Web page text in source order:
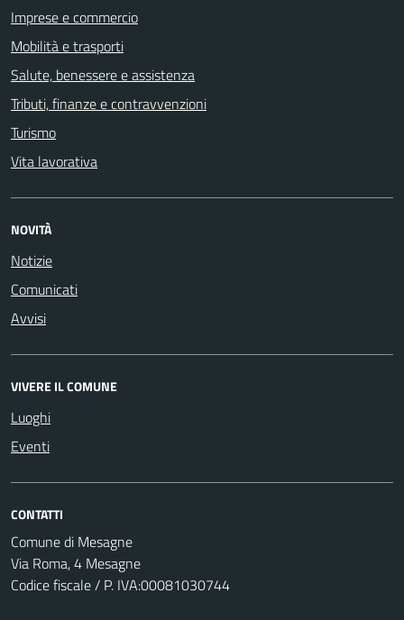
Imprese e commercio
Mobilità e trasporti
Salute, benessere e assistenza
Tributi, finanze e contravvenzioni
Turismo
Vita lavorativa
NOVITÀ
Notizie
Comunicati
Avvisi
VIVERE IL COMUNE
Luoghi
Eventi
CONTATTI
Comune di Mesagne
Via Roma, 4 Mesagne
Codice fiscale / P. IVA:00081030744